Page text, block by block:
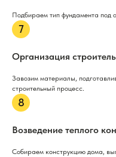
Подбираем тип фундамента под
Организация
Завозим материалы,
строительный процесс.
Возведение теплого
Собираем конструкцию дома,